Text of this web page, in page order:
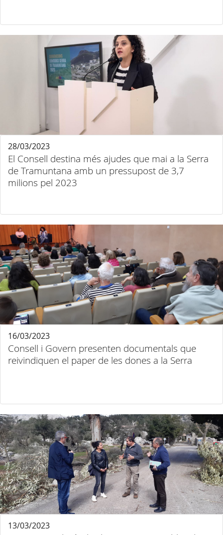
El Consell destina més ajudes que mai a la Serra
de Tramuntana amb un pressupost de 3,7
milions pel 2023
28/03/2023
Consell i Govern presenten documentals que
reivindiquen el paper de les dones a la Serra
16/03/2023
13/03/2023